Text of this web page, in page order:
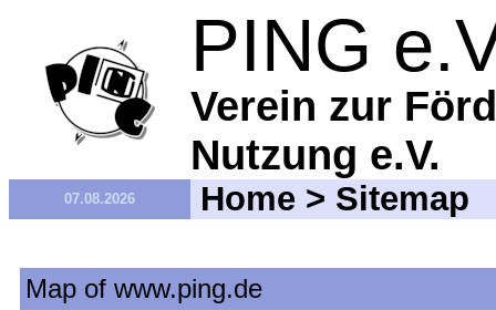
PING
Verein zur
Nutzung e.V.
07.08.2026 Home > Sitemap
Map of www.ping.de